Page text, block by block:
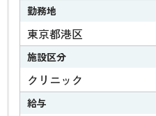
勤務地
東京都港区
施設区分
クリニック
給与